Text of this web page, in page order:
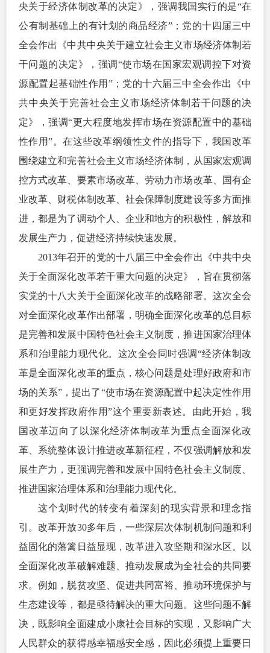
央关于经济体制改革的决定》，强调我国实行的是“在
公有制基础上的有计划的商品经济”；党的十四届三中
全会作出《中共中央关于建立社会主义市场经济体制若
干问题的决定》，强调“使市场在国家宏观调控下对资
源配置起基础性作用”；党的十六届三中全会作出《中
共中央关于完善社会主义市场经济体制若干问题的决
定》，强调“更大程度地发挥市场在资源配置中的基础
性作用”。在这些改革纲领性文件的指导下，我国改革
围绕建立和完善社会主义市场经济体制，从国家宏观调
控方式改革、要素市场改革、劳动力市场改革、国有企
业改革、财税体制改革、社会保障制度建设等多方面推
进，都是为了调动个人、企业和地方的积极性，解放和
发展生产力，促进经济持续快速发展。
2013年召开的党的十八届三中全会作出《中共中央
关于全面深化改革若干重大问题的决定》，旨在贯彻落
实党的十八大关于全面深化改革的战略部署。这次全会
对全面深化改革作出部署，明确全面深化改革的总目标
是完善和发展中国特色社会主义制度，推进国家治理体
系和治理能力现代化。这次全会同时强调“经济体制改
革是全面深化改革的重点，核心问题是处理好政府和市
场的关系”，提出了“使市场在资源配置中起决定性作用
和更好发挥政府作用”这个重要新表述。由此开始，我
国改革迈向了以深化经济体制改革为重点全面深化改
革、系统整体设计推进改革新征程，不仅强调解放和发
展生产力，更强调完善和发展中国特色社会主义制度、
推进国家治理体系和治理能力现代化。
这个划时代的转变有着深刻的现实背景和理念指
引。改革开放30多年后，一些深层次体制机制问题和利
益固化的藩篱日益显现，改革进入攻坚期和深水区。以
全面深化改革破解难题、推动发展成为全社会的共同要
求。例如，脱贫攻坚、促进共同富裕、推动环境保护与
生态建设等，都是亟待解决的重大问题。这些问题不解
决，既影响全面建成小康社会目标的实现，又影响广大
人 民群众的获得感幸福感安全感，因此必须提上重要日